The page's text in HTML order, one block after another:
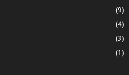
(9)
(4)
(3)
(1)